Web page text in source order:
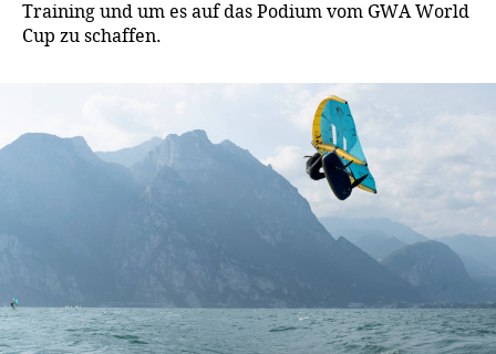
Training und um es auf das Podium vom GWA World
Cup zu schaffen.